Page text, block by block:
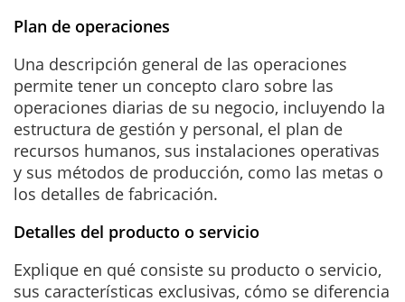
Plan de operaciones
Una descripción general de las operaciones
permite tener un concepto claro sobre las
operaciones diarias de su negocio, incluyendo la
estructura de gestión y personal, el plan de
recursos humanos, sus instalaciones operativas
y sus métodos de producción, como las metas o
los detalles de fabricación.
Detalles del producto o servicio
Explique en qué consiste su producto o servicio,
sus características exclusivas, cómo se diferencia